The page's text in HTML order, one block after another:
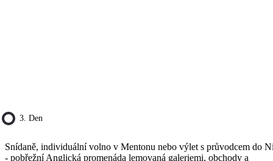
3. Den
Snídaně, individuální volno v Mentonu nebo výlet s průvodcem do
- pobřežní Anglická promenáda lemovaná galeriemi, obchody a